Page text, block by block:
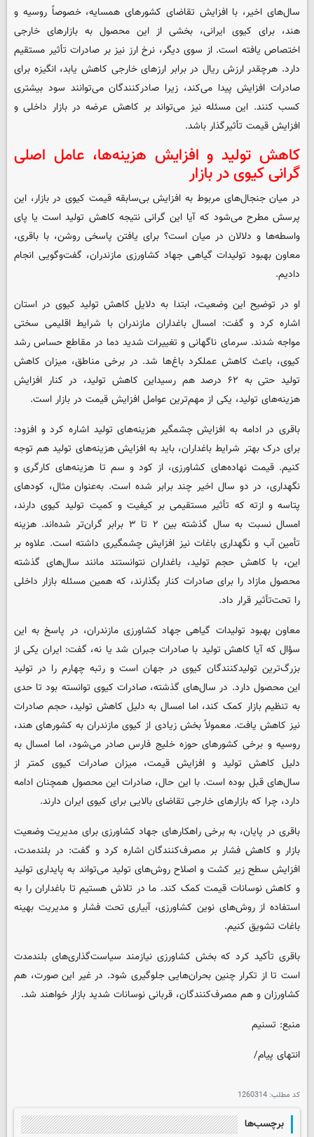
سال‌های اخیر، با افزایش تقاضای کشورهای همسایه، خصوصاً روسیه و
هند، برای کیوی ایرانی، بخشی از این محصول به بازارهای خارجی
اختصاص یافته است. از سوی دیگر، نرخ ارز نیز بر صادرات تأثیر مستقیم
دارد. هرچقدر ارزش ریال در برابر ارزهای خارجی کاهش یابد، انگیزه برای
صادرات افزایش پیدا می‌کند، زیرا صادرکنندگان می‌توانند سود بیشتری
کسب کنند. این مسئله نیز می‌تواند بر کاهش عرضه در بازار داخلی و
افزایش قیمت تأثیرگذار باشد.
کاهش تولید و افزایش هزینه‌ها، عامل اصلی
گرانی کیوی در بازار
در میان جنجال‌های مربوط به افزایش بی‌سابقه قیمت کیوی در بازار، این
پرسش مطرح می‌شود که آیا این گرانی نتیجه کاهش تولید است یا پای
واسطه‌ها و دلالان در میان است؟ برای یافتن پاسخی روشن، با باقری،
معاون بهبود تولیدات گیاهی جهاد کشاورزی مازندران، گفت‌وگویی انجام
دادیم.
او در توضیح این وضعیت، ابتدا به دلایل کاهش تولید کیوی در استان
اشاره کرد و گفت: امسال باغداران مازندران با شرایط اقلیمی سختی
مواجه شدند. سرمای ناگهانی و تغییرات شدید دما در مقاطع حساس رشد
کیوی، باعث کاهش عملکرد باغ‌ها شد. در برخی مناطق، میزان کاهش
تولید حتی به ۶۲ درصد هم رسیداین کاهش تولید، در کنار افزایش
هزینه‌های تولید، یکی از مهم‌ترین عوامل افزایش قیمت در بازار است.
باقری در ادامه به افزایش چشمگیر هزینه‌های تولید اشاره کرد و افزود:
برای درک بهتر شرایط باغداران، باید به افزایش هزینه‌های تولید هم توجه
کنیم. قیمت نهاده‌های کشاورزی، از کود و سم تا هزینه‌های کارگری و
نگهداری، در دو سال اخیر چند برابر شده است. به‌عنوان مثال، کودهای
پتاسه و ازته که تأثیر مستقیمی بر کیفیت و کمیت تولید کیوی دارند،
امسال نسبت به سال گذشته بین ۲ تا ۳ برابر گران‌تر شده‌اند. هزینه
تأمین آب و نگهداری باغات نیز افزایش چشمگیری داشته است. علاوه بر
این، با کاهش حجم تولید، باغداران نتوانستند مانند سال‌های گذشته
محصول مازاد را برای صادرات کنار بگذارند، که همین مسئله بازار داخلی
را تحت‌تأثیر قرار داد.
معاون بهبود تولیدات گیاهی جهاد کشاورزی مازندران، در پاسخ به این
سؤال که آیا کاهش تولید با صادرات جبران شد یا نه، گفت: ایران یکی از
بزرگ‌ترین تولیدکنندگان کیوی در جهان است و رتبه چهارم را در تولید
این محصول دارد. در سال‌های گذشته، صادرات کیوی توانسته بود تا حدی
به تنظیم بازار کمک کند، اما امسال به دلیل کاهش تولید، حجم صادرات
نیز کاهش یافت. معمولاً بخش زیادی از کیوی مازندران به کشورهای هند،
روسیه و برخی کشورهای حوزه خلیج فارس صادر می‌شود، اما امسال به
دلیل کاهش تولید و افزایش قیمت، میزان صادرات کیوی کمتر از
سال‌های قبل بوده است. با این حال، صادرات این محصول همچنان ادامه
دارد، چرا که بازارهای خارجی تقاضای بالایی برای کیوی ایران دارند.
باقری در پایان، به برخی راهکارهای جهاد کشاورزی برای مدیریت وضعیت
بازار و کاهش فشار بر مصرف‌کنندگان اشاره کرد و گفت: در بلندمدت،
افزایش سطح زیر کشت و اصلاح روش‌های تولید می‌تواند به پایداری تولید
و کاهش نوسانات قیمت کمک کند. ما در تلاش هستیم تا باغداران را به
استفاده از روش‌های نوین کشاورزی، آبیاری تحت فشار و مدیریت بهینه
باغات تشویق کنیم.
باقری تأکید کرد که بخش کشاورزی نیازمند سیاست‌گذاری‌های بلندمدت
است تا از تکرار چنین بحران‌هایی جلوگیری شود. در غیر این صورت، هم
کشاورزان و هم مصرف‌کنندگان، قربانی نوسانات شدید بازار خواهند شد.
منبع: تسنیم
انتهای پیام/
کد مطلب: 1260314
برچسب‌ها